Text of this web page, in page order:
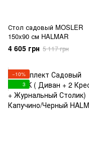
Стол садовый MOSLER
150x90 см HALMAR
4 605 грн 5 117 грн
−10%
3